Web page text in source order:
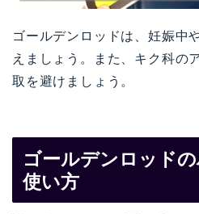
ゴールデンロッドは、妊娠中
えましょう。また、キク科の
取を避けましょう。
ゴールデンロッド
使い方